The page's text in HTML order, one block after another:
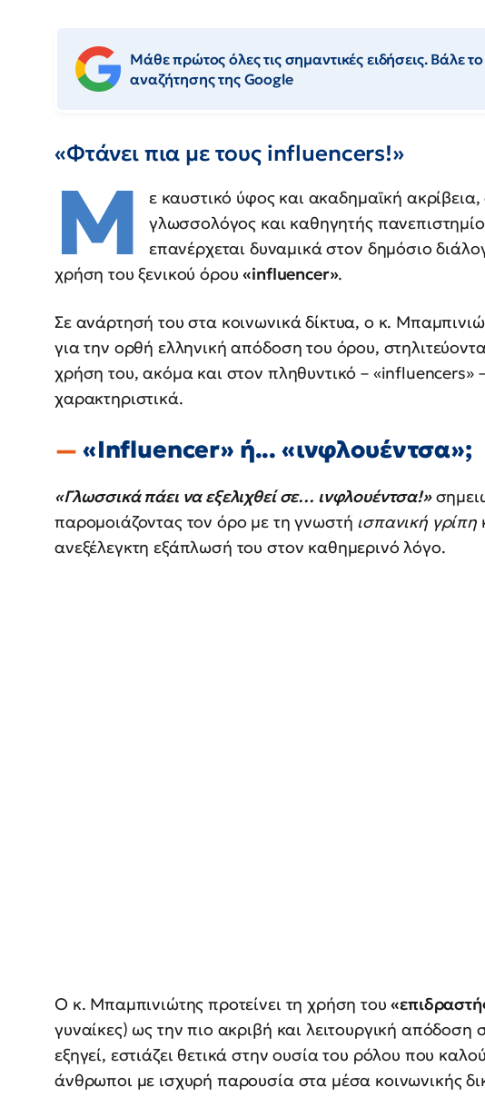
Μάθε πρώτος όλες τις σημαντικές ειδήσεις. Βάλε
αναζήτησης της Google
«Φτάνει πια με τους influencers!»
Μ
ε καυστικό ύφος και ακαδημαϊκή
γλωσσολόγος και καθηγητής
επανέρχεται δυναμικά στον δημόσιο
χρήση του ξενικού όρου«influencer».
Σε ανάρτησή του στα κοινωνικά δίκτυα, ο κ.
για την ορθή ελληνική απόδοση του όρου,
χρήση του, ακόμα και στον πληθυντικό – «influencers»
χαρακτηριστικά.
«Influencer» ή... «ινφλουέντσα»;
«Γλωσσικά πάει να εξελιχθεί σε… ινφλουέντσα!»
παρομοιάζοντας τον όρο με τη γνωστή ισπανική γρίπη
ανεξέλεγκτη εξάπλωσή του στον καθημερινό λόγο.
Ο κ. Μπαμπινιώτης προτείνει τη χρήση του
γυναίκες) ως την πιο ακριβή και λειτουργική
εξηγεί, εστιάζει θετικά στην ουσία του ρόλου που
άνθρωποι με ισχυρή παρουσία στα μέσα κοινωνικής